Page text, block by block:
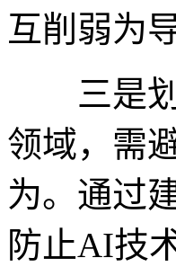
互削弱为
三是划
领域，需
为。通过
防止AI技